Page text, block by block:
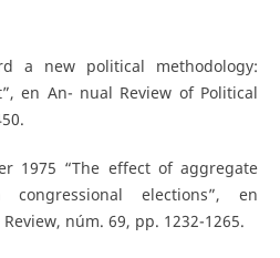
a new political methodology:
en An- nual Review of Political
1975 “The effect of aggregate
elections”, en
núm. 69, pp. 1232-1265.